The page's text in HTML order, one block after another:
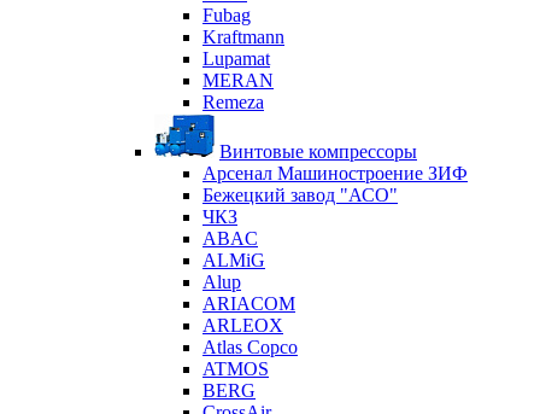
Fubag
Kraftmann
Lupamat
MERAN
Remeza
Винтовые компрессоры
Арсенал Машиностроение ЗИФ
Бежецкий завод "АСО"
ЧКЗ
ABAC
ALMiG
Alup
ARIACOM
ARLEOX
Atlas Copco
ATMOS
BERG